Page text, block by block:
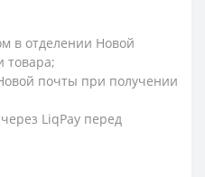
в отделении Новой
товара;
почты при получении
LiqPay перед